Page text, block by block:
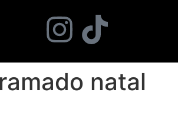
natal